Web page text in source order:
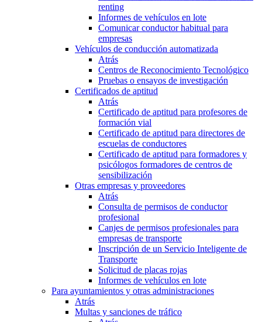
renting
Informes de vehículos en lote
Comunicar conductor habitual para
empresas
Vehículos de conducción automatizada
Atrás
Centros de Reconocimiento Tecnológico
Pruebas o ensayos de investigación
Certificados de aptitud
Atrás
Certificado de aptitud para profesores de
formación vial
Certificado de aptitud para directores de
escuelas de conductores
Certificado de aptitud para formadores y
psicólogos formadores de centros de
sensibilización
Otras empresas y proveedores
Atrás
Consulta de permisos de conductor
profesional
Canjes de permisos profesionales para
empresas de transporte
Inscripción de un Servicio Inteligente de
Transporte
Solicitud de placas rojas
Informes de vehículos en lote
Para ayuntamientos y otras administraciones
Atrás
Multas y sanciones de tráfico